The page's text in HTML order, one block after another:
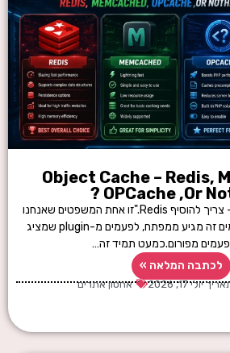
Object Cache – Redis,
OPCache ,Or
הקדמה"האתר שלי איטי – צריך להוסיף Redis."זו אחת המשפטים שאנחנו
שומעים הכי הרבה. לפעמים זה מגיע ממפתח, לפעמים מ-plugin שמציג
מפורום.כמעט תמיד זה…
לכתבה המלאה »
יולי 17, 2026 אחסון אתרים